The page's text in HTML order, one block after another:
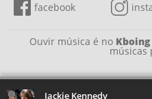
facebook
Ouvir música é no Kboing
músicas
Jackie Kennedy